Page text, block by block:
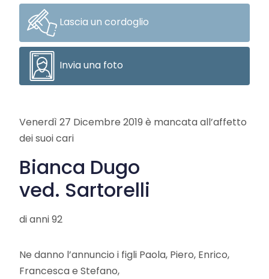
Lascia un cordoglio
Invia una foto
Venerdì 27 Dicembre 2019 è mancata all’affetto
dei suoi cari
Bianca Dugo
ved. Sartorelli
di anni 92
Ne danno l’annuncio i figli Paola, Piero, Enrico,
Francesca e Stefano,